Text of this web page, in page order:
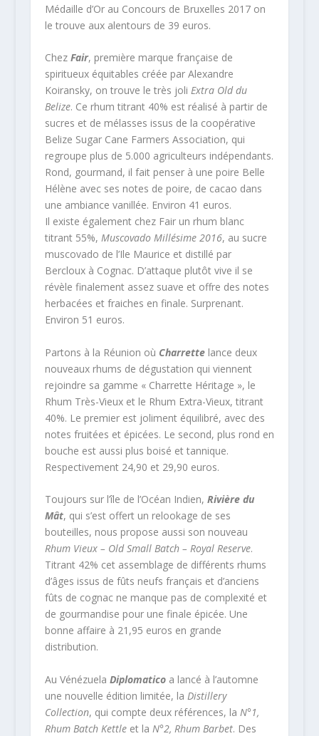
Médaille d’Or au Concours de Bruxelles 2017 on
le trouve aux alentours de 39 euros.
Chez Fair, première marque française de
spiritueux équitables créée par Alexandre
Koiransky, on trouve le très joli Extra Old du
Belize. Ce rhum titrant 40% est réalisé à partir de
sucres et de mélasses issus de la coopérative
Belize Sugar Cane Farmers Association, qui
regroupe plus de 5.000 agriculteurs indépendants.
Rond, gourmand, il fait penser à une poire Belle
Hélène avec ses notes de poire, de cacao dans
une ambiance vanillée. Environ 41 euros.
Il existe également chez Fair un rhum blanc
titrant 55%, Muscovado Millésime 2016, au sucre
muscovado de l’Ile Maurice et distillé par
Bercloux à Cognac. D’attaque plutôt vive il se
révèle finalement assez suave et offre des notes
herbacées et fraiches en finale. Surprenant.
Environ 51 euros.
Partons à la Réunion où Charrettelance deux
nouveaux rhums de dégustation qui viennent
rejoindre sa gamme « Charrette Héritage », le
Rhum Très-Vieux et le Rhum Extra-Vieux, titrant
40%. Le premier est joliment équilibré, avec des
notes fruitées et épicées. Le second, plus rond en
bouche est aussi plus boisé et tannique.
Respectivement 24,90 et 29,90 euros.
Toujours sur l’île de l’Océan Indien, Rivière du
Mât, qui s’est offert un relookage de ses
bouteilles, nous propose aussi son nouveau
Rhum Vieux – Old Small Batch – Royal Reserve.
Titrant 42% cet assemblage de différents rhums
d’âges issus de fûts neufs français et d’anciens
fûts de cognac ne manque pas de complexité et
de gourmandise pour une finale épicée. Une
bonne affaire à 21,95 euros en grande
distribution.
Au Vénézuela Diplomaticoa lancé à l’automne
une nouvelle édition limitée, la Distillery
Collection, qui compte deux références, la N°1,
Rhum Batch Kettleet la N°2, Rhum Barbet. Des